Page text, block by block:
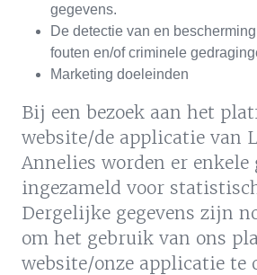
gegevens.
De detectie van en
fouten en/of criminele
Marketing doeleinden
Bij een bezoek aan het
website/de applicatie van
Annelies worden er enkele
ingezameld voor
Dergelijke gegevens zijn
om het gebruik van ons
website/onze applicatie te